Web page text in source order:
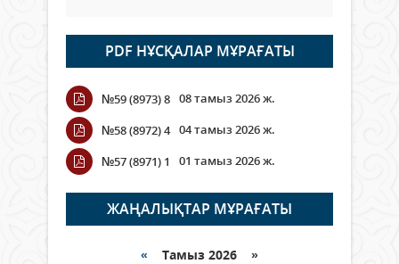
Open Air: Қызылорда облысы
полиция департаменті 20
мыңнан астам көрерменнің
қауіпсіздігін қамтамасыз етті
06 тамыз 2026 ж.
Wi-Fi ҚАБЫРҒА АРҚЫЛЫ ҚАЛАЙ
ӨТЕДІ?
06 тамыз 2026 ж. 274
граждане Казахстана,
PDF НҰСҚАЛАР МҰРАҒАТЫ
№59 (8973) 8 08 тамыз 2026 ж.
№58 (8972) 4 04 тамыз 2026 ж.
№57 (8971) 1
01 тамыз 2026 ж.
ЖАҢАЛЫҚТАР МҰРАҒАТЫ
« Тамыз 2026 »